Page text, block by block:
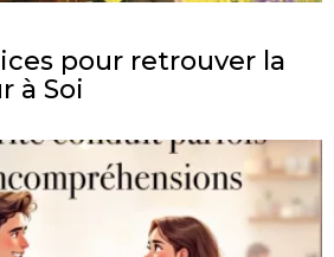
pour retrouver la
à Soi